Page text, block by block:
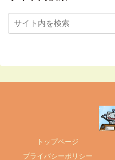
トップページ
プライバシーポリシー